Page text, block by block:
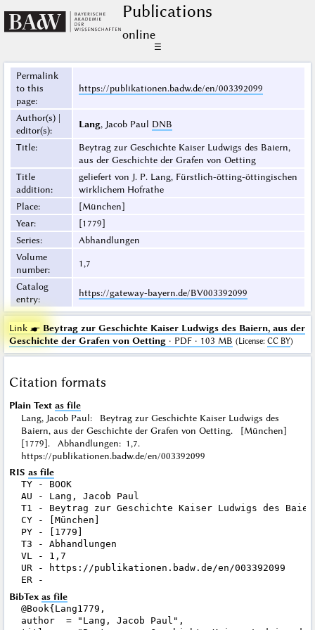
Publications
online
☰
Permalink
to this
page:
https://publikationen.badw.de/en/003392099
Author(s) |
editor(s):
Lang, Jacob Paul DNB
Title:
Beytrag zur Geschichte Kaiser Ludwigs des Baiern,
aus der Geschichte der Grafen von Oetting
Title
addition:
geliefert von J. P. Lang, Fürstlich-ötting-öttingischen
wirklichem Hofrathe
Place:
[München]
Year:
[1779]
Series:
Abhandlungen
Volume
number:
1,7
Catalog
entry:
https://gateway-bayern.de/BV003392099
Link ☛ Beytrag zur Geschichte Kaiser Ludwigs des Baiern, aus der
Geschichte der Grafen von Oetting· PDF · 103 MB (License: CC BY)
Citation formats
Plain Text as file
Lang, Jacob Paul: Beytrag zur Geschichte Kaiser Ludwigs des
Baiern, aus der Geschichte der Grafen von Oetting. [München]
[1779]. Abhandlungen: 1,7.
https://publikationen.badw.de/en/003392099
RIS as file
TY - BOOK
AU - Lang, Jacob Paul
T1 - Beytrag zur Geschichte Kaiser Ludwigs des
CY - [München]
PY - [1779]
T3 - Abhandlungen
VL - 1,7
UR - https://publikationen.badw.de/en/003392099
BibTex as file
@Book{Lang1779,
author  = "Lang, Jacob Paul",